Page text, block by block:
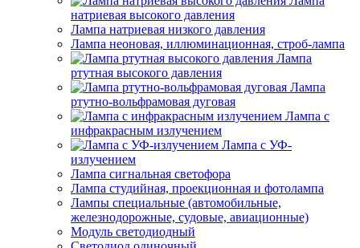
натриевая высокого давления
Лампа натриевая низкого давления
Лампа неоновая, иллюминационная, строб-лампа
Лампа
ртутная высокого давления
Лампа
ртутно-вольфрамовая дуговая
Лампа с
инфракрасным излучением
Лампа с УФ-
излучением
Лампа сигнальная светофора
Лампа студийная, проекционная и фотолампа
Лампы специальные (автомобильные,
железнодорожные, судовые, авиационные)
Модуль светодиодный